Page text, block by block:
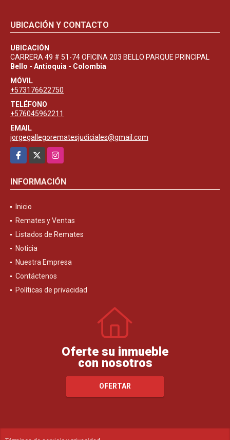
UBICACIÓN Y CONTACTO
UBICACIÓN
CARRERA 49 # 51-74 OFICINA 203 BELLO PARQUE PRINCIPAL
Bello - Antioquia - Colombia
MÓVIL
+573176622750
TELÉFONO
+576045962211
EMAIL
jorgegallegorematesjudiciales@gmail.com
Facebook
Instagram
INFORMACIÓN
Inicio
Remates y Ventas
Listados de Remates
Noticia
Nuestra Empresa
Contáctenos
Políticas de privacidad
Oferte su inmueble
con nosotros
OFERTAR